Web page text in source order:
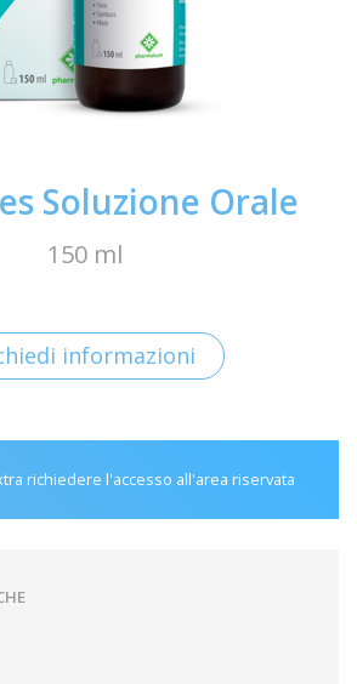
Soluzione Orale
150 ml
informazioni
richiedere l'accesso all'area riservata